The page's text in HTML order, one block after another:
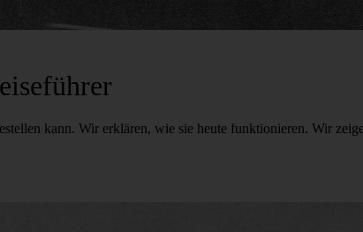
kann. Wir erklären, wie sie heute funktionieren. Wir